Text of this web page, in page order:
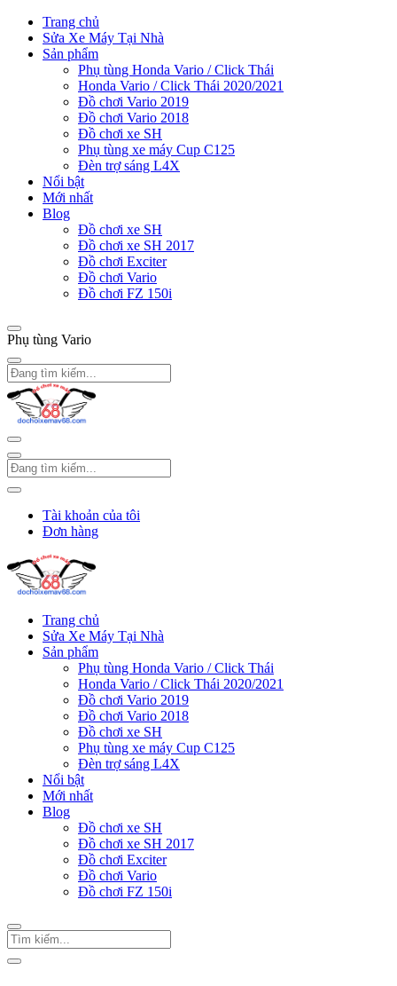
Trang chủ
Sửa Xe Máy Tại Nhà
Sản phẩm
Phụ tùng Honda Vario / Click Thái
Honda Vario / Click Thái 2020/2021
Đồ chơi Vario 2019
Đồ chơi Vario 2018
Đồ chơi xe SH
Phụ tùng xe máy Cup C125
Đèn trợ sáng L4X
Nổi bật
Mới nhất
Blog
Đồ chơi xe SH
Đồ chơi xe SH 2017
Đồ chơi Exciter
Đồ chơi Vario
Đồ chơi FZ 150i
Phụ tùng Vario
Tài khoản của tôi
Đơn hàng
Trang chủ
Sửa Xe Máy Tại Nhà
Sản phẩm
Phụ tùng Honda Vario / Click Thái
Honda Vario / Click Thái 2020/2021
Đồ chơi Vario 2019
Đồ chơi Vario 2018
Đồ chơi xe SH
Phụ tùng xe máy Cup C125
Đèn trợ sáng L4X
Nổi bật
Mới nhất
Blog
Đồ chơi xe SH
Đồ chơi xe SH 2017
Đồ chơi Exciter
Đồ chơi Vario
Đồ chơi FZ 150i